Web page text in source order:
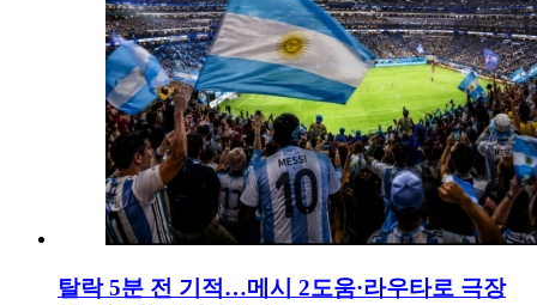
탈락 5분 전 기적…메시 2도움·라우타로 극장